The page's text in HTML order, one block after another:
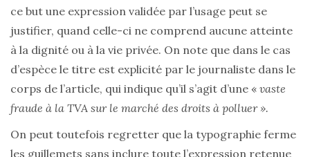
ce but une expression validée par l’usage peut se
justifier, quand celle-ci ne comprend aucune atteinte
à la dignité ou à la vie privée. On note que dans le cas
d’espèce le titre est explicité par le journaliste dans le
corps de l’article, qui indique qu’il s’agit d’une « vaste
fraude à la TVA sur le marché des droits à polluer ».
On peut toutefois regretter que la typographie ferme
les guillemets sans inclure toute l’expression retenue